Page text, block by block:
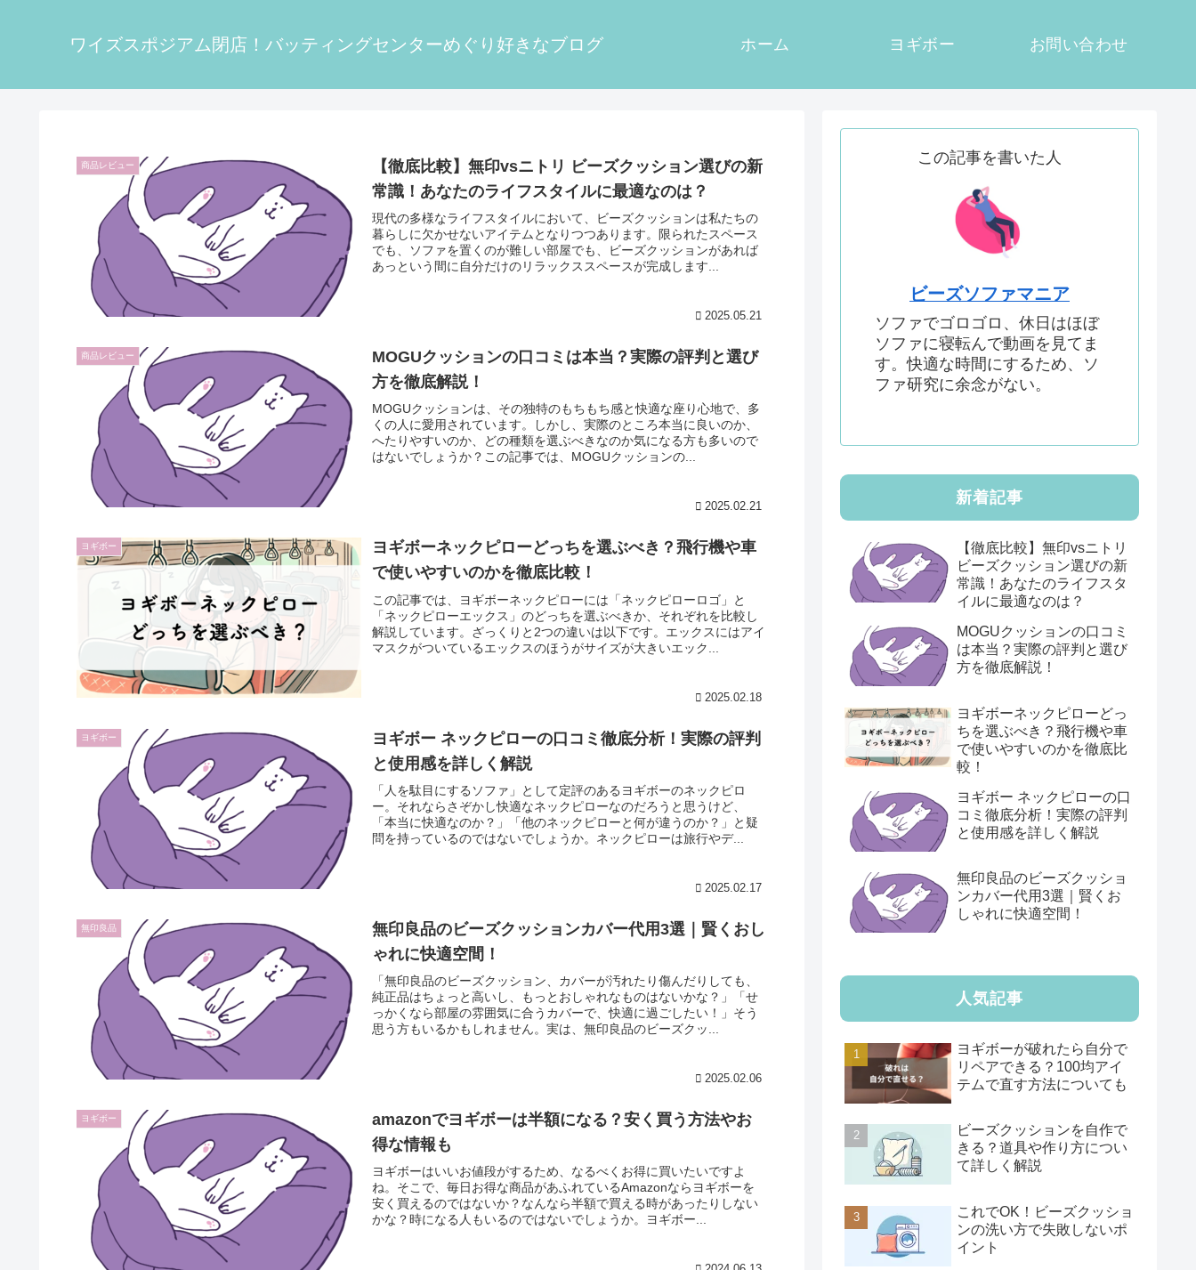
ワイズスポジアム閉店！バッティングセンターめぐり好きなブログ ホーム ヨギボー お問い合わせ
商品レビュー
【徹底比較】無印vsニトリ ビーズクッション選びの新
常識！あなたのライフスタイルに最適なのは？
現代の多様なライフスタイルにおいて、ビーズクッションは私たちの
暮らしに欠かせないアイテムとなりつつあります。限られたスペース
でも、ソファを置くのが難しい部屋でも、ビーズクッションがあれば
あっという間に自分だけのリラックススペースが完成します...
2025.05.21
商品レビュー
MOGUクッションの口コミは本当？実際の評判と選び
方を徹底解説！
MOGUクッションは、その独特のもちもち感と快適な座り心地で、多
くの人に愛用されています。しかし、実際のところ本当に良いのか、
へたりやすいのか、どの種類を選ぶべきなのか気になる方も多いので
はないでしょうか？この記事では、MOGUクッションの...
2025.02.21
ヨギボー
ヨギボーネックピローどっちを選ぶべき？飛行機や車
で使いやすいのかを徹底比較！
この記事では、ヨギボーネックピローには「ネックピローロゴ」と
「ネックピローエックス」のどっちを選ぶべきか、それぞれを比較し
解説しています。ざっくりと2つの違いは以下です。エックスにはアイ
マスクがついているエックスのほうがサイズが大きいエック...
2025.02.18
ヨギボー
ヨギボー ネックピローの口コミ徹底分析！実際の評判
と使用感を詳しく解説
「人を駄目にするソファ」として定評のあるヨギボーのネックピロ
ー。それならさぞかし快適なネックピローなのだろうと思うけど、
「本当に快適なのか？」「他のネックピローと何が違うのか？」と疑
問を持っているのではないでしょうか。ネックピローは旅行やデ...
2025.02.17
無印良品
無印良品のビーズクッションカバー代用3選｜賢くおし
ゃれに快適空間！
「無印良品のビーズクッション、カバーが汚れたり傷んだりしても、
純正品はちょっと高いし、もっとおしゃれなものはないかな？」「せ
っかくなら部屋の雰囲気に合うカバーで、快適に過ごしたい！」そう
思う方もいるかもしれません。実は、無印良品のビーズクッ...
2025.02.06
ヨギボー
amazonでヨギボーは半額になる？安く買う方法やお
得な情報も
ヨギボーはいいお値段がするため、なるべくお得に買いたいですよ
ね。そこで、毎日お得な商品があふれているAmazonならヨギボーを
安く買えるのではないか？なんなら半額で買える時があったりしない
かな？時になる人もいるのではないでしょうか。ヨギボー...
この記事を書いた人
ビーズソファマニア
ソファでゴロゴロ、休日はほぼ
ソファに寝転んで動画を見てま
す。快適な時間にするため、ソ
ファ研究に余念がない。
新着記事
【徹底比較】無印vsニトリ
ビーズクッション選びの新
常識！あなたのライフスタ
イルに最適なのは？
MOGUクッションの口コミ
は本当？実際の評判と選び
方を徹底解説！
ヨギボーネックピローどっ
ちを選ぶべき？飛行機や車
で使いやすいのかを徹底比
較！
ヨギボー ネックピローの口
コミ徹底分析！実際の評判
と使用感を詳しく解説
無印良品のビーズクッショ
ンカバー代用3選｜賢くお
しゃれに快適空間！
人気記事
ヨギボーが破れたら自分で
リペアできる？100均アイ
テムで直す方法についても
ビーズクッションを自作で
きる？道具や作り方につい
て詳しく解説
これでOK！ビーズクッショ
ンの洗い方で失敗しないポ
イント